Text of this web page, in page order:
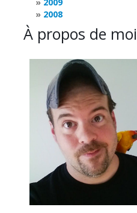
2008
À propos de moi